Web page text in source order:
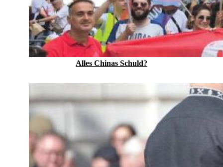
Alles Chinas Schuld?